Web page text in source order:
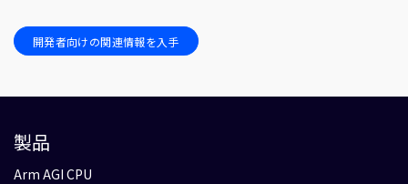
開発者向けの関連情報を入手
製品
Arm AGI CPU